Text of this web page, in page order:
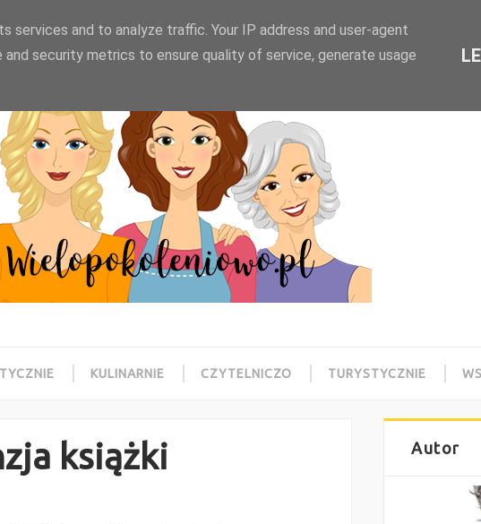
KULINARNIE CZYTELNICZO TURYSTYCZNIE
książki Autor
services and to analyze traffic. Your IP address and user-agent
security metrics to ensure quality of service, generate usage